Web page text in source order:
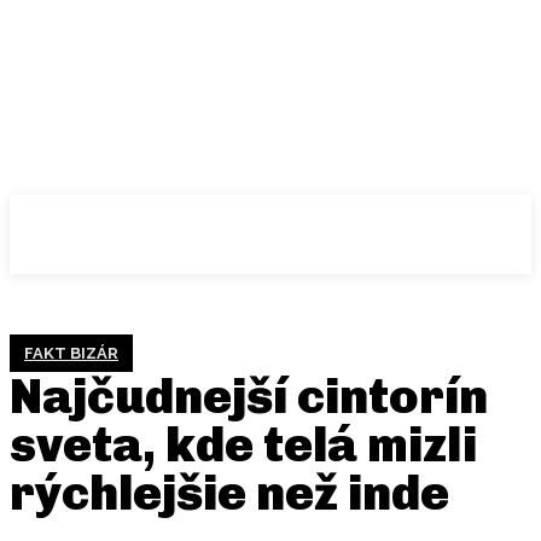
FAKT BIZÁR
Najčudnejší cintorín
sveta, kde telá mizli
rýchlejšie než inde